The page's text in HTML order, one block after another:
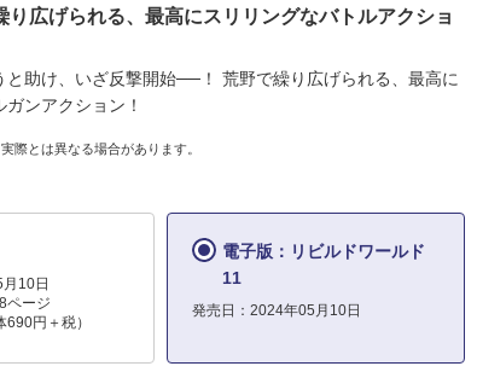
り広げられる、最高にスリリングなバトルアクショ
と助け、いざ反撃開始──！ 荒野で繰り広げられる、最高に
ンアクション！
際とは異なる場合があります。
10日
ページ
円＋税）
電子版：リビルドワールド
11
発売日：2024年05月10日